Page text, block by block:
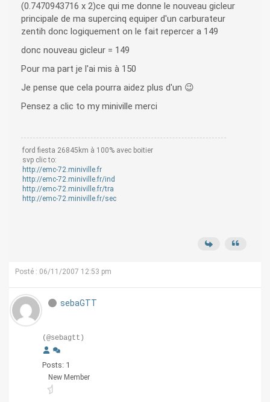
(0.7470943716 x 2)ce qui me donne le nouveau gicleur
principale de ma supercinq equiper d'un carburateur
zentih donc logiquement on le fait repercer a 149
donc nouveau gicleur = 149
Pour ma part je l'ai mis à 150
Je pense que cela pourra aidez plus d'un 😉
Pensez a clic to my miniville merci
ford fiesta 26845km à 100% avec boitier
svp clic to:
http://emc-72.miniville.fr
http://emc-72.miniville.fr/ind
http://emc-72.miniville.fr/tra
http://emc-72.miniville.fr/sec
Posté : 06/11/2007 12:53 pm
sebaGTT
(@sebagtt)
Posts: 1
New Member